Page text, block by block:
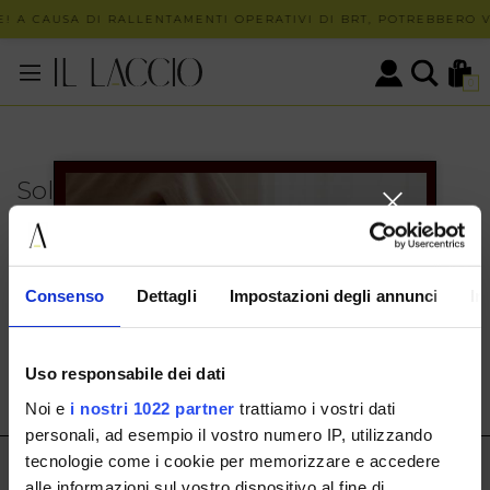
Consenso Dettagli Impostazioni degli annunci
Uso responsabile dei dati
Noi e i nostri 1022 partner trattiamo i vostri dati
personali, ad esempio il vostro numero IP, utilizzando
tecnologie come i cookie per memorizzare e accedere
A CAUSA DI RALLENTAMENTI OPERATIVI DI BRT, POTREBBERO
0
Solo in negozio
PUOI TROVARE QUESTO ARTICOLO SOLO PRESSO I
NOSTRI PUNTI VENDITA:
customerservice@illaccio.it
IL LACCIO